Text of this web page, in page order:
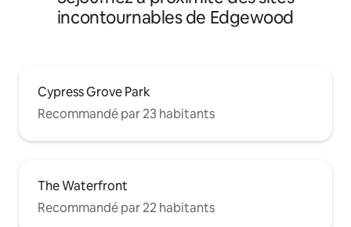
incontournables de Edgewood
Cypress Grove Park
Recommandé par 23 habitants
The Waterfront
Recommandé par 22 habitants